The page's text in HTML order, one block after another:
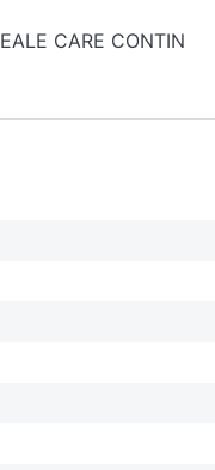
CARE CONTIN